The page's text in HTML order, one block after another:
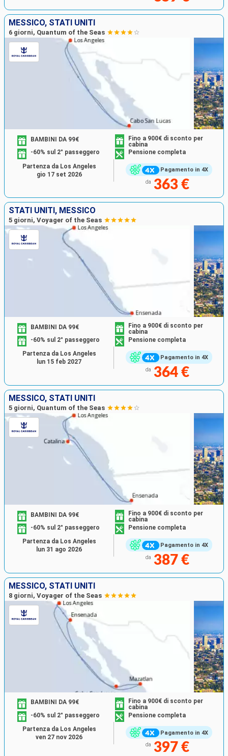
MESSICO, STATI UNITI
6 giorni, Quantum of the Seas
Pagamento in 4X
BAMBINI DA 99€
Fino a 900€ di sconto per
cabina
-60% sul 2° passeggero
Pensione completa
da 363 €
Partenza da Los Angeles
gio 17 set 2026
STATI UNITI, MESSICO
5 giorni, Voyager of the Seas
Pagamento in 4X
BAMBINI DA 99€
Fino a 900€ di sconto per
cabina
-60% sul 2° passeggero
Pensione completa
da 364 €
Partenza da Los Angeles
lun 15 feb 2027
MESSICO, STATI UNITI
5 giorni, Quantum of the Seas
Pagamento in 4X
BAMBINI DA 99€
Fino a 900€ di sconto per
cabina
-60% sul 2° passeggero
Pensione completa
da 387 €
Partenza da Los Angeles
lun 31 ago 2026
MESSICO, STATI UNITI
8 giorni, Voyager of the Seas
Pagamento in 4X
BAMBINI DA 99€
Fino a 900€ di sconto per
cabina
-60% sul 2° passeggero
Pensione completa
da 397 €
Partenza da Los Angeles
ven 27 nov 2026